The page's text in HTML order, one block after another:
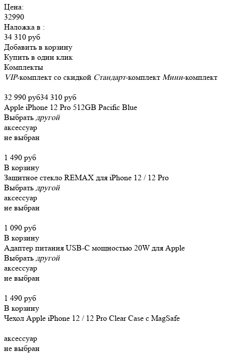
Цена:
32990
Наложка в :
34 310 руб
Добавить в корзину
Купить в один клик
Комплекты
VIP-комплект со скидкой Стандарт-комплект Мини-комплект
32 990 руб34 310 руб
Apple iPhone 12 Pro 512GB Pacific Blue
Выбрать другой
аксессуар
не выбран
1 490 руб
В корзину
Защитное стекло REMAX для iPhone 12 / 12 Pro
Выбрать другой
аксессуар
не выбран
1 090 руб
В корзину
Адаптер питания USB-C мощностью 20W для Apple
Выбрать другой
аксессуар
не выбран
1 490 руб
В корзину
Чехол Apple iPhone 12 / 12 Pro Clear Case c MagSafe
аксессуар
не выбран